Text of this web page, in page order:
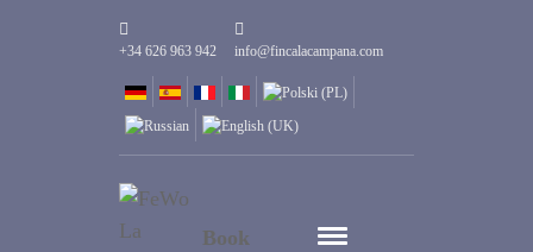
+34 626 963 942 info@fincalacampana.com
Book